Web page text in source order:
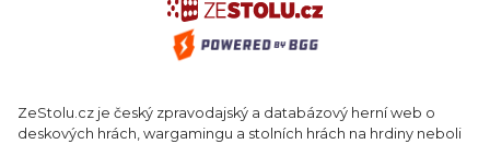
ZeStolu.cz je český zpravodajský a databázový herní web o
deskových hrách, wargamingu a stolních hrách na hrdiny neboli